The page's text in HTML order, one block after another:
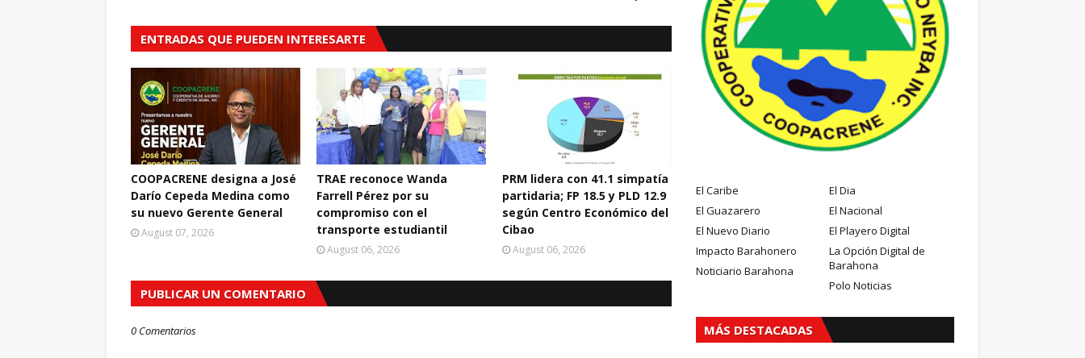
ENTRADAS QUE PUEDEN INTERESARTE
COOPACRENE designa a José
Darío Cepeda Medina como
su nuevo Gerente General
August 07, 2026
TRAE reconoce Wanda
Farrell Pérez por su
compromiso con el
transporte estudiantil
August 06, 2026
PRM lidera con 41.1 simpatía
partidaria; FP 18.5 y PLD 12.9
según Centro Económico del
Cibao
August 06, 2026
PUBLICAR UN COMENTARIO
0 Comentarios
El Caribe
El Dia
El Guazarero
El Nacional
El Nuevo Diario
El Playero Digital
Impacto Barahonero
La Opción Digital de
Barahona
Noticiario Barahona
Polo Noticias
MÁS DESTACADAS